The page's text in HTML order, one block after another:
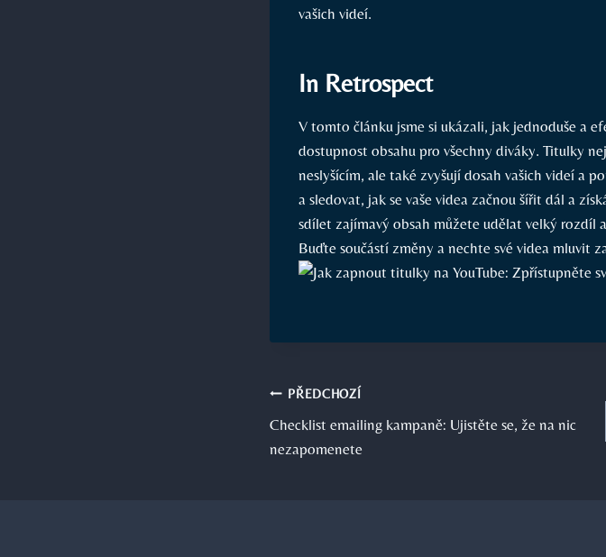
vašich videí.
In Retrospect
V tomto článku jsme si ukázali, jak jednoduše a
dostupnost obsahu pro všechny diváky. Titulky
neslyšícím, ale také zvyšují dosah vašich videí a
a sledovat, jak se vaše videa začnou šířit dál a
sdílet zajímavý obsah můžete udělat velký rozdíl
Buďte součástí změny a nechte své videa mluvit
Navigace
pro
PŘEDCHOZÍ
Checklist emailing kampaně: Ujistěte se, že na nic
nezapomenete